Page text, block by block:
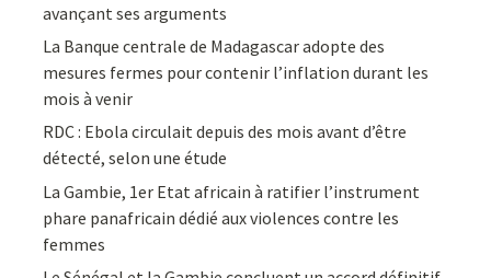
avançant ses arguments
La Banque centrale de Madagascar adopte des
mesures fermes pour contenir l’inflation durant les
mois à venir
RDC : Ebola circulait depuis des mois avant d’être
détecté, selon une étude
La Gambie, 1er Etat africain à ratifier l’instrument
phare panafricain dédié aux violences contre les
femmes